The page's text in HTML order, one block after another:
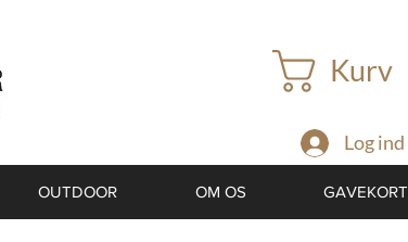
Kurv
Log ind
OUTDOOR OM OS GAVEKORT